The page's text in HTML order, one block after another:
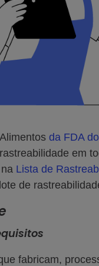
da FDA
em
Lista de
de
fabricam,